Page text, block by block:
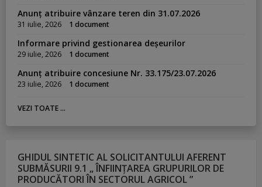
Anunț atribuire vânzare teren din 31.07.2026
31 iulie, 2026 1 document
Informare privind gestionarea deșeurilor
29 iulie, 2026 1 document
Anunț atribuire concesiune Nr. 33.175/23.07.2026
23 iulie, 2026 1 document
VEZI TOATE ...
GHIDUL SINTETIC AL SOLICITANTULUI AFERENT
SUBMĂSURII 9.1 „ ÎNFIINȚAREA GRUPURILOR DE
PRODUCĂTORI ÎN SECTORUL AGRICOL ”